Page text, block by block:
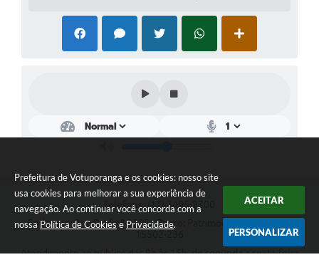
Prefeitura de Votuporanga e os cookies: nosso site
usa cookies para melhorar a sua experiência de
navegação. Ao continuar você concorda com a
nossa Política de Cookies e Privacidade.
ACEITAR
PERSONALIZAR
Telefone: (17) 3405-9700
Endereço: Rua Pará nº 3227 - Bairro: Patrimônio Velho | CEP:
Atendimento ao público das 9h às 15h, de segunda a sexta-feira